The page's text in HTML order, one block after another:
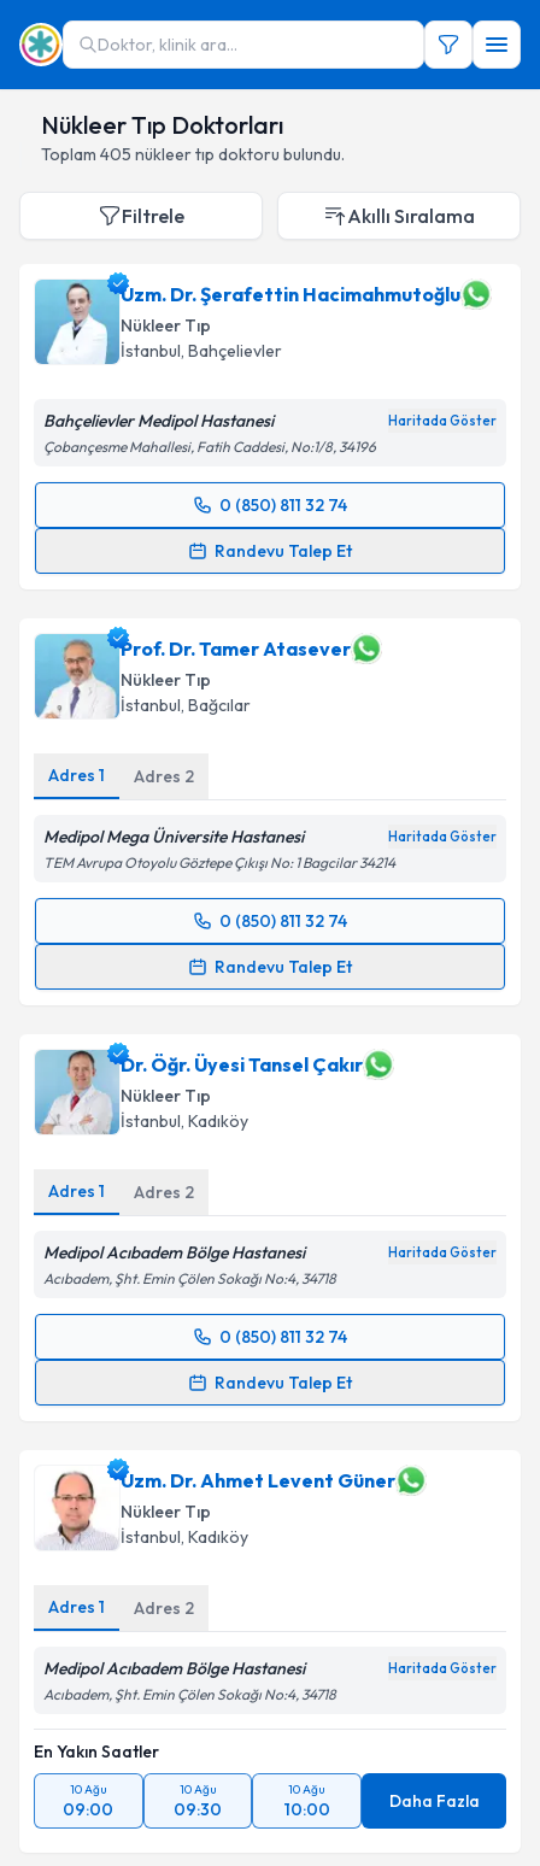
Doktor, klinik ara...
Nükleer Tıp Doktorları
Toplam 405 nükleer tıp doktoru bulundu.
Filtrele Akıllı Sıralama
Uzm. Dr. Şerafettin Hacimahmutoğlu
Nükleer Tıp
İstanbul, Bahçelievler
Bahçelievler Medipol Hastanesi Haritada Göster
Çobançesme Mahallesi, Fatih Caddesi, No:1/8, 34196
0 (850) 811 32 74
Randevu Talep Et
Randevu Takvimi Talebi
almanız için bir takvim hazırlandığında e-posta ile
bilgilendireceğiz.
E-posta Adresiniz
Kişisel verilerimin işlenmesine ilişkin
Aydınlatma
Metni'ni okudum ve kişisel verilerimin belirtilen
Takvim Talebini Gönder
Prof. Dr. Tamer Atasever
Nükleer Tıp
İstanbul, Bağcılar
Adres 1 Adres 2
Medipol Mega Üniversite Hastanesi Haritada Göster
TEM Avrupa Otoyolu Göztepe Çıkışı No: 1 Bagcilar 34214
0 (850) 811 32 74
Randevu Talep Et
Randevu Takvimi Talebi
takvim hazırlandığında e-posta ile bilgilendireceğiz.
E-posta Adresiniz
Metni'ni okudum ve kişisel verilerimin belirtilen
kapsamda işlenmesini kabul ediyorum.
Takvim Talebini Gönder
Dr. Öğr. Üyesi Tansel Çakır
Nükleer Tıp
İstanbul, Kadıköy
Adres 1 Adres 2
Medipol Acıbadem Bölge Hastanesi Haritada Göster
Acıbadem, Şht. Emin Çölen Sokağı No:4, 34718
0 (850) 811 32 74
Randevu Talep Et
Randevu Takvimi Talebi
için bir takvim hazırlandığında e-posta ile
bilgilendireceğiz.
E-posta Adresiniz
Kişisel verilerimin işlenmesine ilişkin
Aydınlatma
Metni'ni okudum ve kişisel verilerimin belirtilen
Takvim Talebini Gönder
Uzm. Dr. Ahmet Levent Güner
Nükleer Tıp
İstanbul, Kadıköy
Adres 1 Adres 2
Medipol Acıbadem Bölge Hastanesi Haritada Göster
Acıbadem, Şht. Emin Çölen Sokağı No:4, 34718
En Yakın Saatler
10 Ağu
09:00
10 Ağu
09:30
10 Ağu
10:00 Daha Fazla